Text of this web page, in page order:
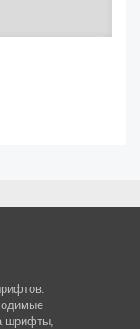
шрифты,